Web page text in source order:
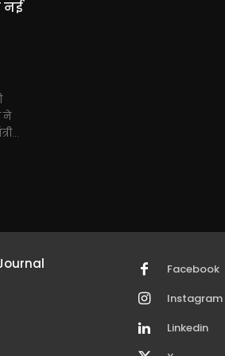
नई
ने
Facebook
Instagram
Linkedin